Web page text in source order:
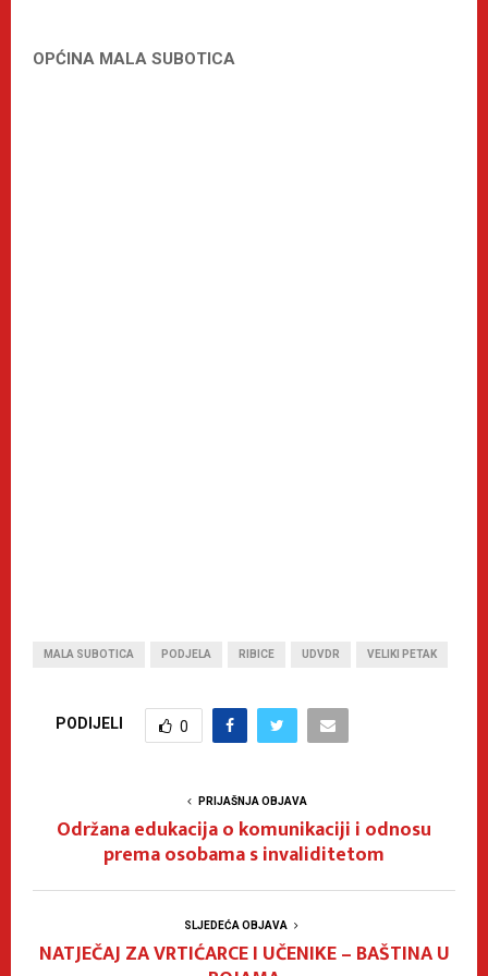
OPĆINA MALA SUBOTICA
MALA SUBOTICA PODJELA RIBICE UDVDR VELIKI PETAK
PODIJELI 0
PRIJAŠNJA OBJAVA
Održana edukacija o komunikaciji i odnosu
prema osobama s invaliditetom
SLJEDEĆA OBJAVA
NATJEČAJ ZA VRTIĆARCE I UČENIKE – BAŠTINA U